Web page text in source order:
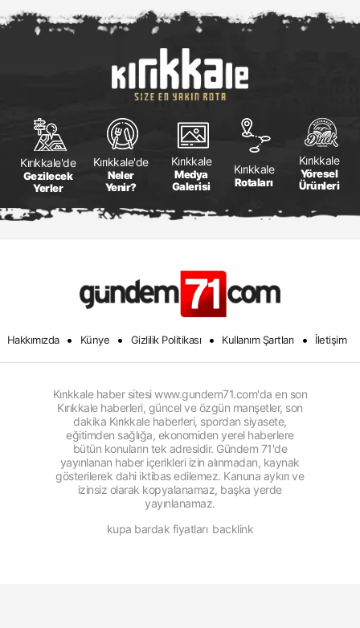
Kırıkkale'de
Gezilecek
Yerler
Kırıkkale'de
Neler
Yenir?
Kırıkkale
Medya
Galerisi
Kırıkkale
Rotaları
Kırıkkale
Yöresel
Ürünleri
Hakkımızda • Künye • Gizlilik Politikası • Kullanım Şartları • İletişim
Kırıkkale haber sitesi www.gundem71.com'da en son
Kırıkkale haberleri, güncel ve özgün manşetler, son
dakika Kırıkkale haberleri, spordan siyasete,
eğitimden sağlığa, ekonomiden yerel haberlere
bütün konuların tek adresidir. Gündem 71'de
yayınlanan haber içerikleri izin alınmadan, kaynak
gösterilerek dahi iktibas edilemez. Kanuna aykırı ve
izinsiz olarak kopyalanamaz, başka yerde
yayınlanamaz.
kupa bardak fiyatları backlink